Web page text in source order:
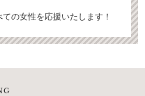
の女性を応援いたします！